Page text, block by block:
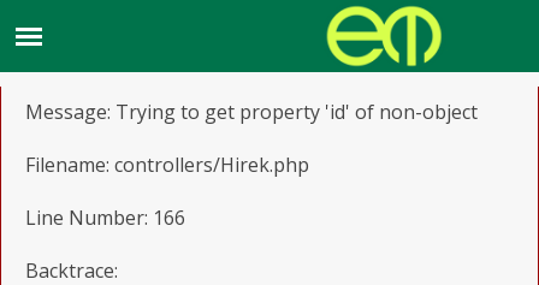
Message: Trying to get property 'id' of non-object
Filename: controllers/Hirek.php
Line Number: 166
Backtrace: